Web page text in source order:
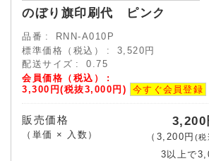
のぼり旗印刷代 ピンク
品番
RNN-A010P
標準価格（税込）
3,520円
配送サイズ
0.75
会員価格（税込）
3,300円(税抜3,000円)
今すぐ会員登録
販売価格
（単価 × 入数）
3,200
（ 3,200円 (税
3以上で